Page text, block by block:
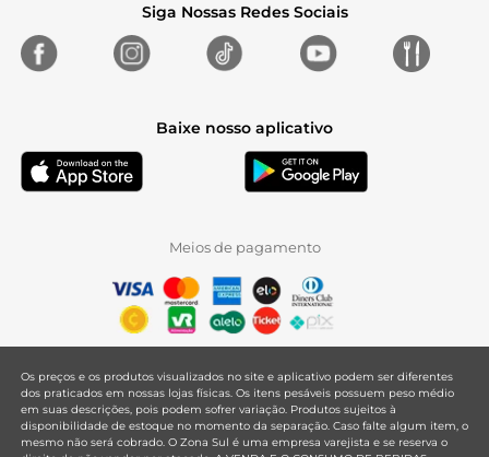
Siga Nossas Redes Sociais
Baixe nosso aplicativo
Meios de pagamento
Os preços e os produtos visualizados no site e aplicativo podem ser diferentes
dos praticados em nossas lojas físicas. Os itens pesáveis possuem peso médio
em suas descrições, pois podem sofrer variação. Produtos sujeitos à
disponibilidade de estoque no momento da separação. Caso falte algum item, o
mesmo não será cobrado. O Zona Sul é uma empresa varejista e se reserva o